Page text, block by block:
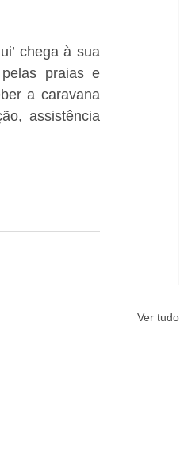
chega à sua
praias e
a caravana
assistência
Ver tudo